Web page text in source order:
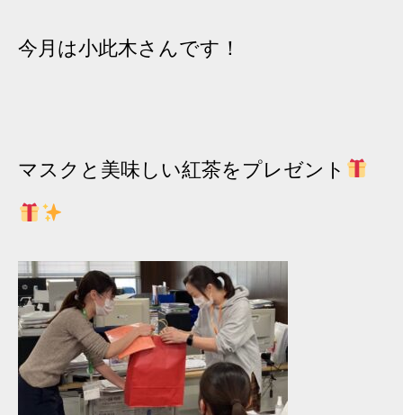
今月は小此木さんです！
マスクと美味しい紅茶をプレゼント